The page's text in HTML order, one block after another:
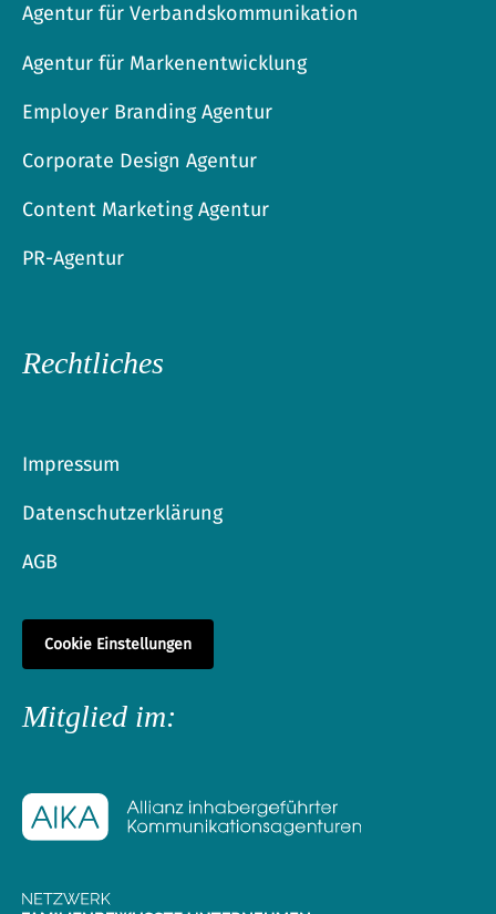
Agentur für Verbandskommunikation
Agentur für Markenentwicklung
Employer Branding Agentur
Corporate Design Agentur
Content Marketing Agentur
PR-Agentur
Rechtliches
Impressum
Datenschutzerklärung
AGB
Cookie Einstellungen
Mitglied im: